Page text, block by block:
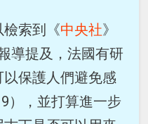
索到《中央社》
導提及，法國有研
保護人們避免感
），並打算進一步